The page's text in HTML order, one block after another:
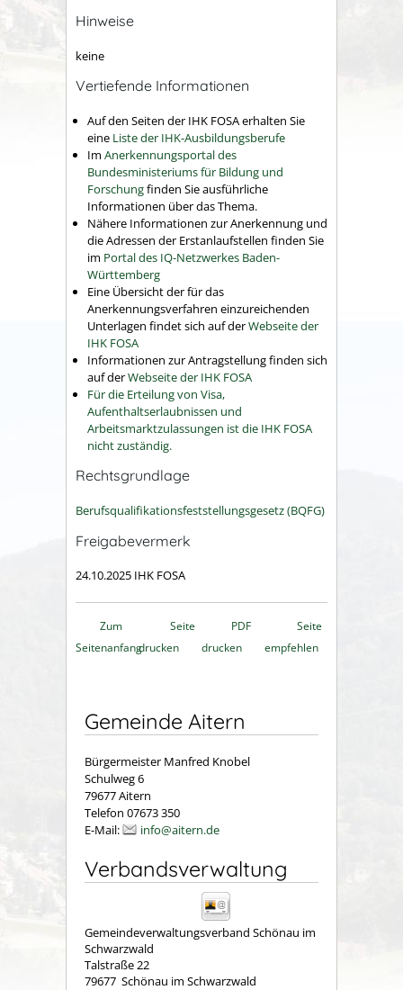
Hinweise
keine
Vertiefende Informationen
Auf den Seiten der IHK FOSA erhalten Sie
eine Liste der IHK-Ausbildungsberufe
Im Anerkennungsportal des
Bundesministeriums für Bildung und
Forschungfinden Sie ausführliche
Informationen über das Thema.
Nähere Informationen zur Anerkennung und
die Adressen der Erstanlaufstellen finden Sie
im Portal des IQ-Netzwerkes Baden-
Württemberg
Eine Übersicht der für das
Anerkennungsverfahren einzureichenden
Unterlagen findet sich auf derWebseite der
IHK FOSA
Informationen zur Antragstellung finden sich
auf derWebseite der IHK FOSA
Für die Erteilung von Visa,
Aufenthaltserlaubnissen und
Arbeitsmarktzulassungen ist die IHK FOSA
nicht zuständig.
Rechtsgrundlage
Berufsqualifikationsfeststellungsgesetz (BQFG)
Freigabevermerk
24.10.2025 IHK FOSA
Zum
Seitenanfang
Seite
drucken
PDF
drucken
Seite
empfehlen
Gemeinde Aitern
Bürgermeister Manfred Knobel
Schulweg 6
79677 Aitern
Telefon 07673 350
E-Mail:
info@aitern.de
Verbandsverwaltung
Gemeindeverwaltungsverband Schönau im
Schwarzwald
Talstraße 22
79677 Schönau im Schwarzwald